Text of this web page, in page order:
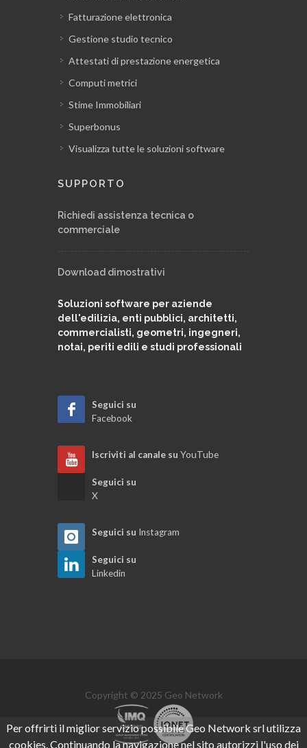
Fatturazione elettronica
Gestione studio tecnico
Attestati di prestazione energetica
Computi metrici
Stime Immobiliari
Superbonus
Visualizza tutte le soluzioni software
SUPPORTO
Richiedi assistenza tecnica o
commerciale
Download dimostrativi
Soluzioni software per aziende
dell'edilizia, enti pubblici, architetti,
commercialisti, geometri, ingegneri,
notai, periti edili e studi professionali
Seguici su
Facebook
Iscriviti al canale su YouTube
Seguici su
X
Seguici su Instagram
Seguici su
Linkedin
Copyright © 2025 Geo Network
Per offrirti il miglior servizio possibile Geo Network srl utilizza
cookies. Continuando la navigazione nel sito autorizzi l'uso dei